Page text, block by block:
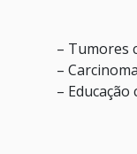
– Tumores
–
– Educação